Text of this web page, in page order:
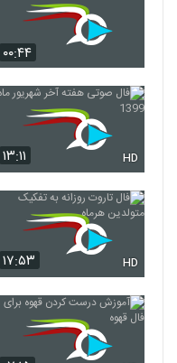
۰۰:۴۴
۱۳:۱۱ HD
۱۷:۵۳ HD